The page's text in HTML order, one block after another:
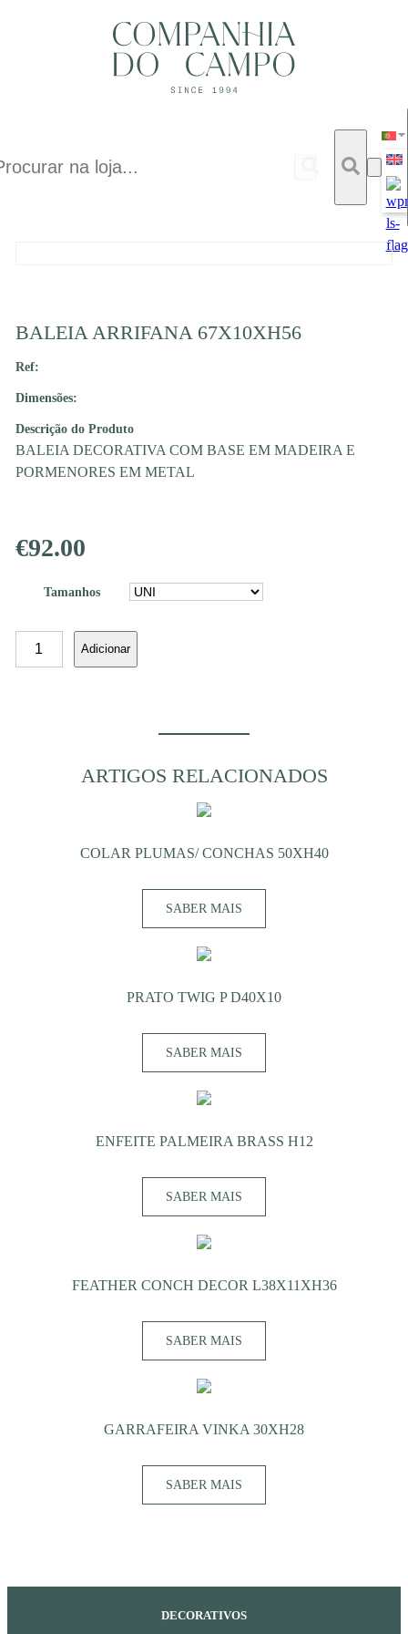
BALEIA ARRIFANA 67X10XH56
Ref:
Dimensões:
Descrição do Produto
BALEIA DECORATIVA COM BASE EM MADEIRA E
PORMENORES EM METAL
€92.00
Tamanhos
Adicionar
ARTIGOS RELACIONADOS
COLAR PLUMAS/ CONCHAS 50XH40
SABER MAIS
PRATO TWIG P D40X10
SABER MAIS
ENFEITE PALMEIRA BRASS H12
SABER MAIS
FEATHER CONCH DECOR L38X11XH36
SABER MAIS
GARRAFEIRA VINKA 30XH28
SABER MAIS
DECORATIVOS